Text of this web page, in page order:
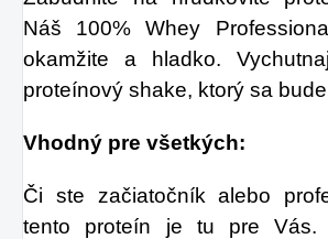
Náš 100% Whey
okamžite a hladko.
proteínový shake, ktorý sa
Vhodný pre všetkých:
Či ste začiatočník alebo
tento proteín je tu pre Vás.